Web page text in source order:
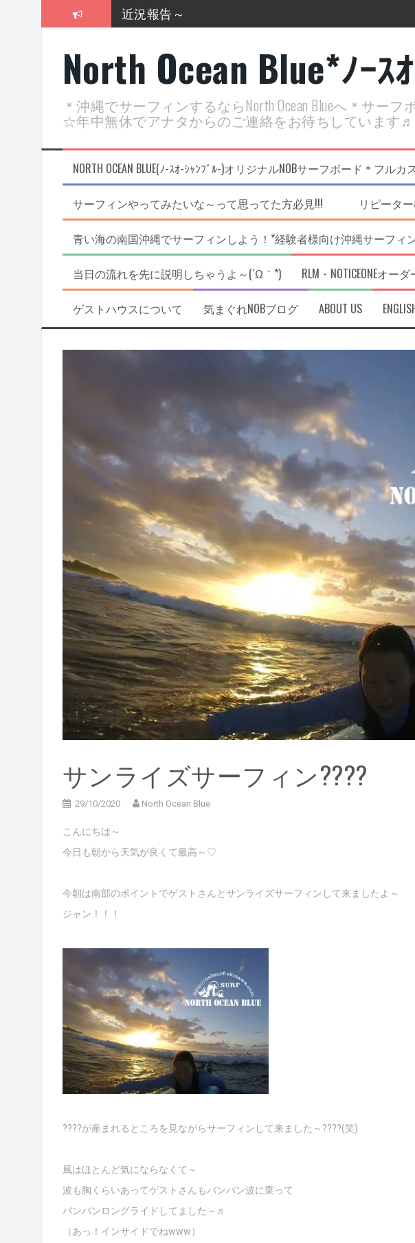
近況報告～
2026年明けました〜
2025年もあざ～した！
近況報告ww
ヤッチマッターーーー！！！
North Ocean Blue*ﾉｰｽ
＊沖縄でサーフィンするならNorth Ocean Blueへ＊サー
☆年中無休でアナタからのご連絡をお待ちしています♬
NORTH OCEAN BLUE(ﾉ-ｽｵ-ｼｬﾝﾌﾞﾙ-)オリジナルNOBサーフボード＊フル
サーフィンやってみたいな～って思ってた方必見!!! リピーター
青い海の南国沖縄でサーフィンしよう！*経験者様向け沖縄サーフィ
当日の流れを先に説明しちゃうよ～(´Ω｀*) RLM・NOTICEONEオ
ゲストハウスについて 気まぐれNOBブログ ABOUT US
サンライズサーフィン????
29/10/2020 North Ocean Blue
こんにちは～
今日も朝から天気が良くて最高～♡
今朝は南部のポイントでゲストさんとサンライズサーフィンして来ましたよ～
ジャン！！！
????が産まれるところを見ながらサーフィンして来ました～????(笑)
風はほとんど気にならなくて～
波も胸くらいあってゲストさんもバンバン波に乗って
バンバンロングライドしてました～♬
（あっ！インサイドでねwww）